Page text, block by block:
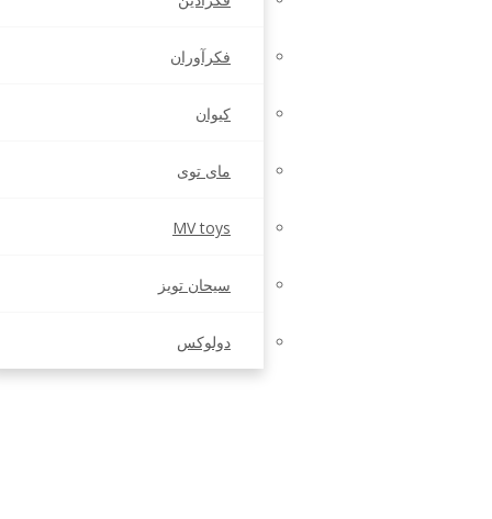
فکرآوران
کیوان
مای توی
MV toys
سیحان تویز
دولوکس